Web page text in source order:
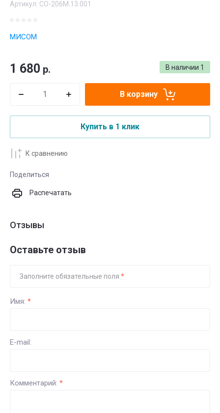
Артикул: CO-206M.13.001
МИСОМ
В наличии 1
1 680 р.
В корзину
Купить в 1 клик
К сравнению
Поделиться
Распечатать
Отзывы
Оставьте отзыв
Заполните обязательные поля *
Имя: *
E-mail:
Комментарий: *